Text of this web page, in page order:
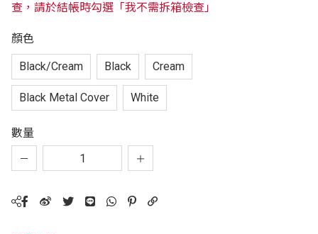
查，請於結帳時勾選「我不需拆箱檢查」
顏色
Black/Cream Black Cream
Black Metal Cover White
數量